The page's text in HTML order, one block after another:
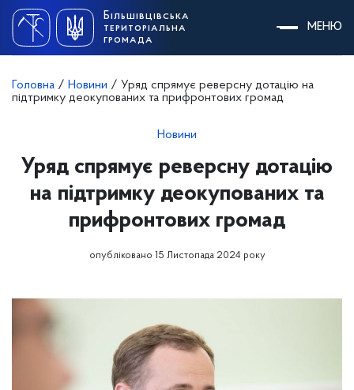
content
Більшівцівська
територіальна
громада
МЕНЮ
Головна / Новини / Уряд спрямує реверсну дотацію на
підтримку деокупованих та прифронтових громад
Новини
Уряд спрямує реверсну дотацію
на підтримку деокупованих та
прифронтових громад
опубліковано 15 Листопада 2024 року